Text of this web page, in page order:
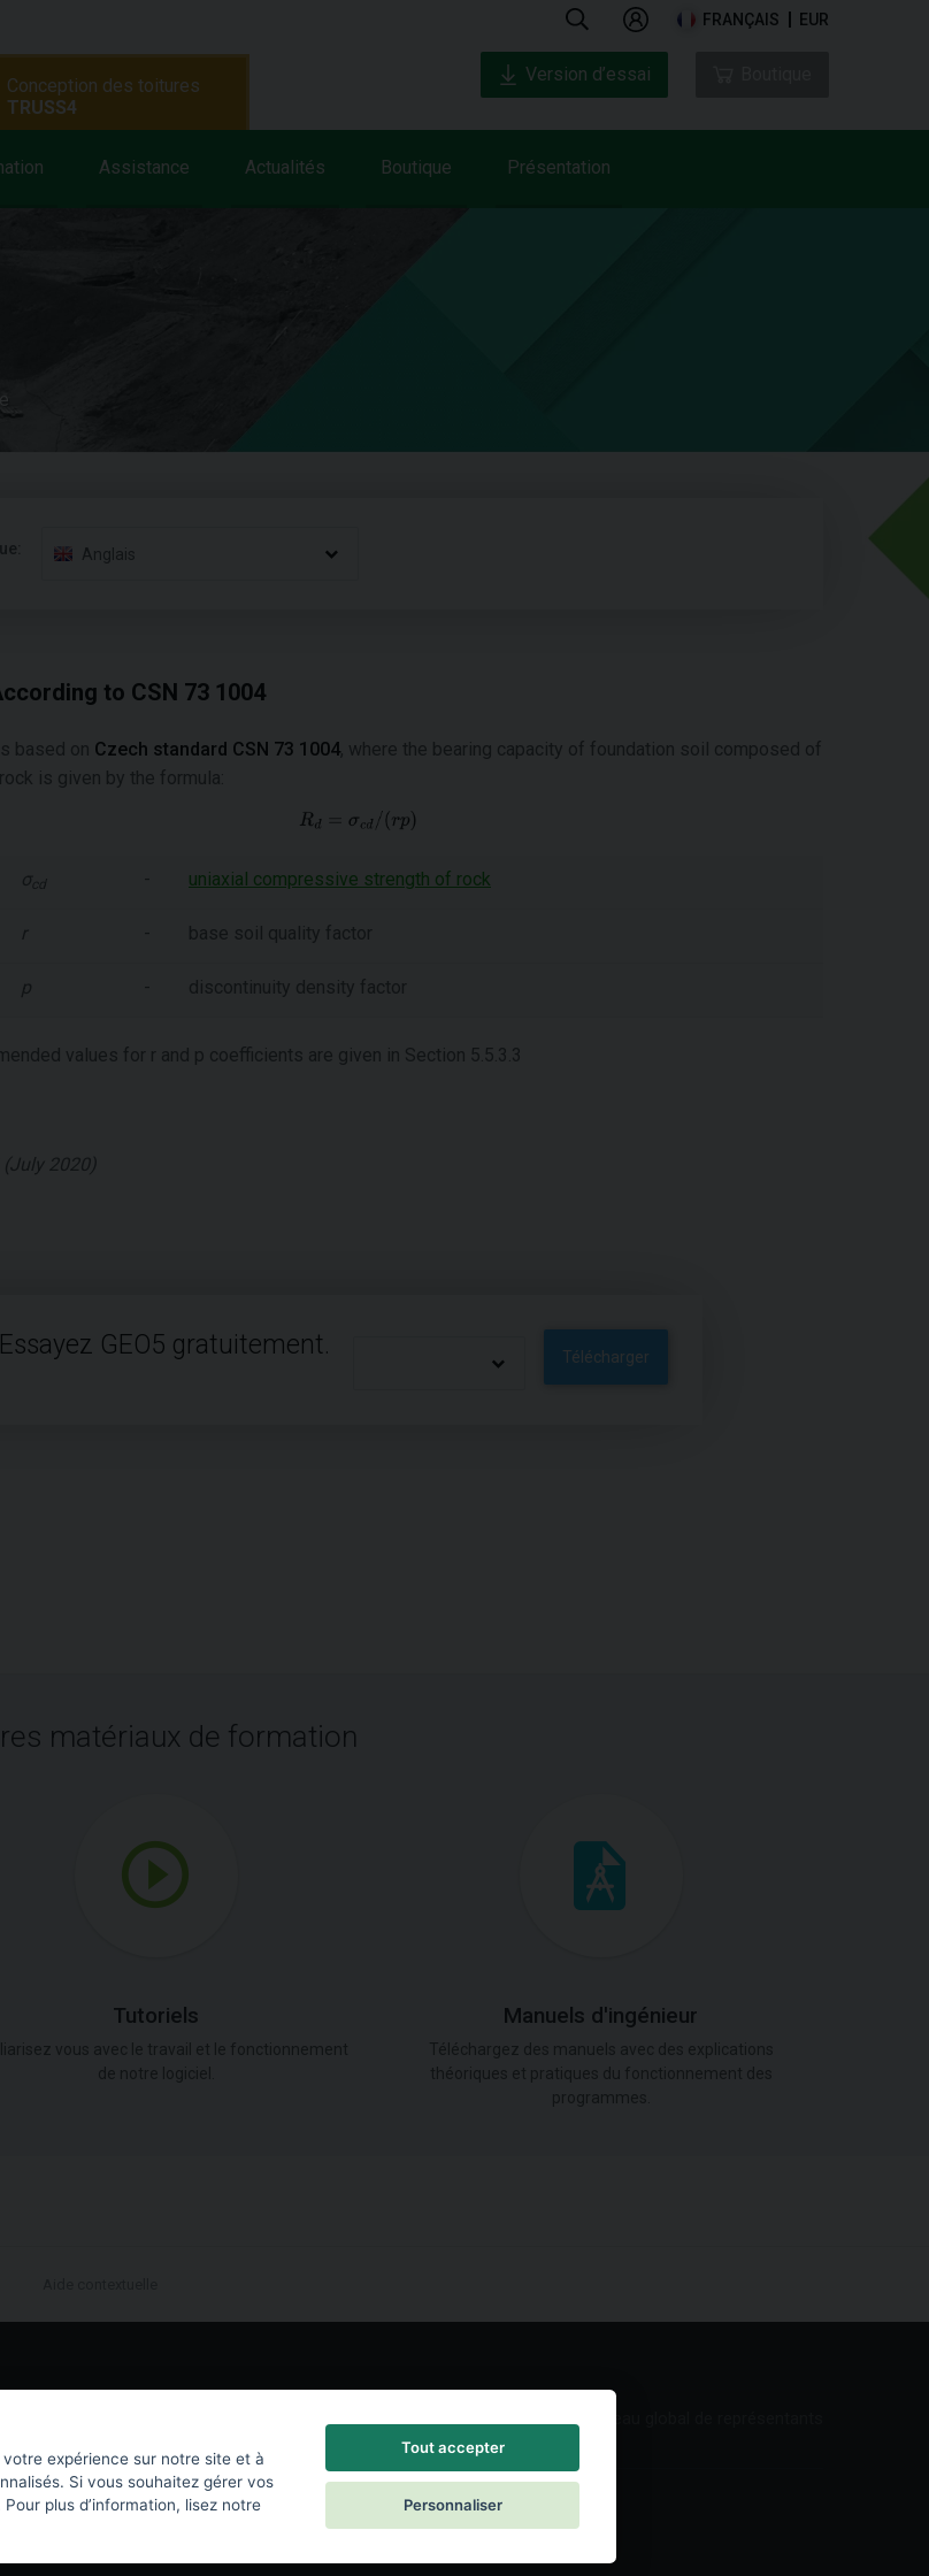
FRANÇAIS EUR
Assistance Actualités Boutique Présentation
Conception des toitures
TRUSS4
Version d’essai
Anglais
to CSN 73 1004
based on Czech standard CSN 73 1004, where the bearing capacity of foundation soil composed of
is given by the formula:
σ cd - uniaxial compressive strength of rock
r - base soil quality factor
p - discontinuity density factor
values for r and p coefficients are given in Section 5.5.3.3
(July 2020)
Essayez GEO5 gratuitement. Télécharger
matériaux de formation
Tutoriels Manuels d'ingénieur
End User License Agreement|Contact
expérience sur notre site et à
Si vous souhaitez gérer vos
plus d’information, lisez notre
Tout accepter
Personnaliser